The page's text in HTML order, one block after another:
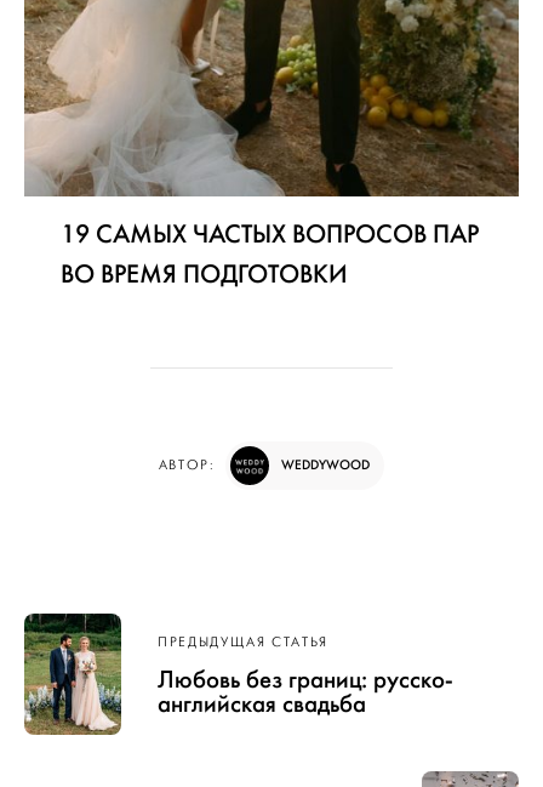
19 САМЫХ ЧАСТЫХ ВОПРОСОВ ПАР
ВО ВРЕМЯ ПОДГОТОВКИ
АВТОР: WEDDYWOOD
Навигация
по записям
ПРЕДЫДУЩАЯ СТАТЬЯ
Любовь без границ: русско-
английская свадьба